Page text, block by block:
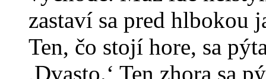
zastaví sa pred hlbokou
Ten, čo stojí hore, sa
,Dvasto.‘ Ten zhora sa